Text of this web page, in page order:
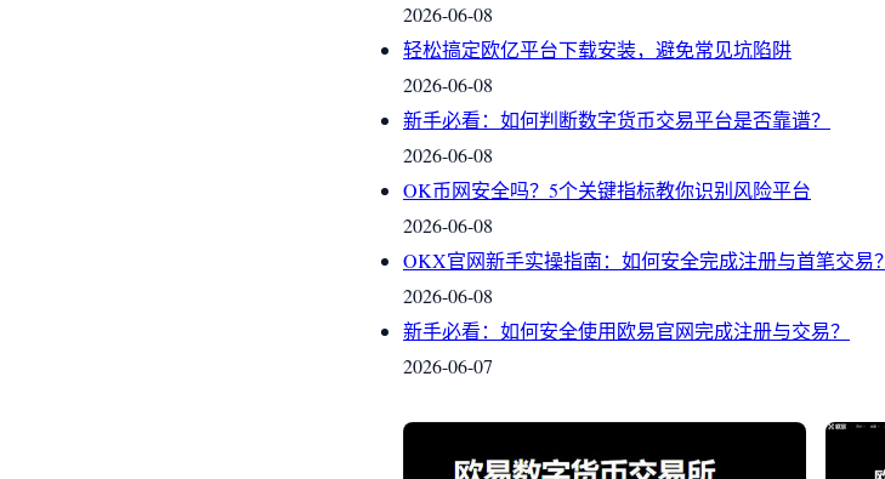
2026-06-08
轻松搞定欧亿平台下载安装，避免常见坑陷阱
2026-06-08
新手必看：如何判断数字货币交易平台是否靠谱？
2026-06-08
OK币网安全吗？5个关键指标教你识别风险平台
2026-06-08
OKX官网新手实操指南：如何安全完成注册与首笔交易？
2026-06-08
新手必看：如何安全使用欧易官网完成注册与交易？
2026-06-07